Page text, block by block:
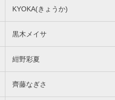
KYOKA(きょうか)
黒木メイサ
紺野彩夏
齊藤なぎさ